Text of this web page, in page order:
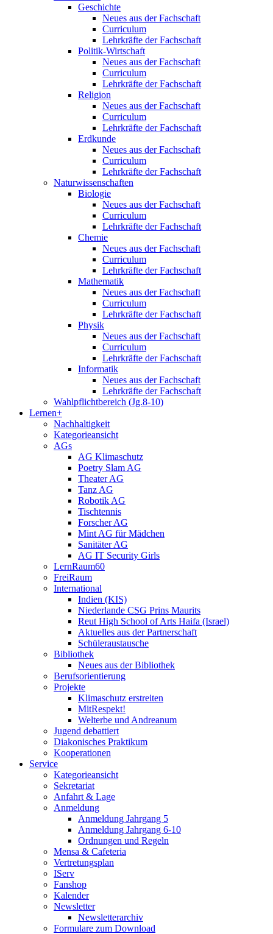
Geschichte
Neues aus der Fachschaft
Curriculum
Lehrkräfte der Fachschaft
Politik-Wirtschaft
Neues aus der Fachschaft
Curriculum
Lehrkräfte der Fachschaft
Religion
Neues aus der Fachschaft
Curriculum
Lehrkräfte der Fachschaft
Erdkunde
Neues aus der Fachschaft
Curriculum
Lehrkräfte der Fachschaft
Naturwissenschaften
Biologie
Neues aus der Fachschaft
Curriculum
Lehrkräfte der Fachschaft
Chemie
Neues aus der Fachschaft
Curriculum
Lehrkräfte der Fachschaft
Mathematik
Neues aus der Fachschaft
Curriculum
Lehrkräfte der Fachschaft
Physik
Neues aus der Fachschaft
Curriculum
Lehrkräfte der Fachschaft
Informatik
Neues aus der Fachschaft
Lehrkräfte der Fachschaft
Wahlpflichtbereich (Jg.8-10)
Lernen+
Nachhaltigkeit
Kategorieansicht
AGs
AG Klimaschutz
Poetry Slam AG
Theater AG
Tanz AG
Robotik AG
Tischtennis
Forscher AG
Mint AG für Mädchen
Sanitäter AG
AG IT Security Girls
LernRaum60
FreiRaum
International
Indien (KIS)
Niederlande CSG Prins Maurits
Reut High School of Arts Haifa (Israel)
Aktuelles aus der Partnerschaft
Schüleraustausche
Bibliothek
Neues aus der Bibliothek
Berufsorientierung
Projekte
Klimaschutz erstreiten
MitRespekt!
Welterbe und Andreanum
Jugend debattiert
Diakonisches Praktikum
Kooperationen
Service
Kategorieansicht
Sekretariat
Anfahrt & Lage
Anmeldung
Anmeldung Jahrgang 5
Anmeldung Jahrgang 6-10
Ordnungen und Regeln
Mensa & Cafeteria
Vertretungsplan
IServ
Fanshop
Kalender
Newsletter
Newsletterarchiv
Formulare zum Download